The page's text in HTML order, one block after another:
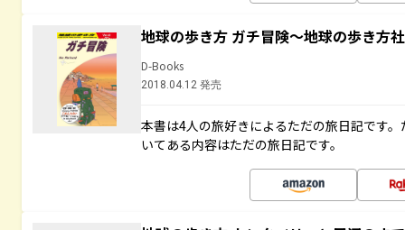
地球の歩き方 ガチ冒険～地球の歩き方
D-Books
2018.04.12 発売
本書は4人の旅好きによるただの旅日記です
いてある内容はただの旅日記です。